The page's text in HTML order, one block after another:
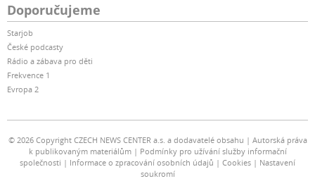
Doporučujeme
Starjob
České podcasty
Rádio a zábava pro děti
Frekvence 1
Evropa 2
© 2026 Copyright CZECH NEWS CENTER a.s. a dodavatelé obsahu
Autorská práva
k publikovaným materiálům
Podmínky pro užívání služby informační
společnosti
Informace o zpracování osobních údajů Cookies
Nastavení
soukromí